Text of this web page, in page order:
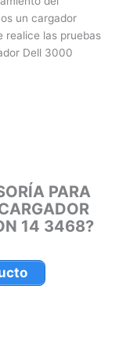
le
instalaciones
del resto de
3468.
Quibdó,
Cúcuta, Mocoa,
Sincelejo,
PARA
14 3468?